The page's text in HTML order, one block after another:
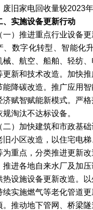
废旧家电回收量较2023
施设备更新行动
推进重点行业设备更
、数字化转型、智能化
械、航空、船舶、轻纺
更新和技术改造。加快
能降碳改造。推广应用
济赋智赋能新模式。严
规淘汰不达标设备。
加快建筑和市政基础
旧小区改造，以住宅电
为重点，分类推进更新
推进各地自来水厂及加
热设施设备更新改造。
续实施燃气等老化管道
。推动地下管网、桥梁